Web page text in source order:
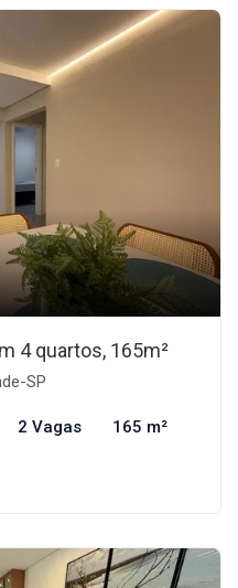
4 quartos, 165m²
SP
2 Vagas 165 m²